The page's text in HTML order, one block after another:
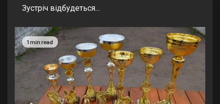
Зустріч відбудеться...
1 min read